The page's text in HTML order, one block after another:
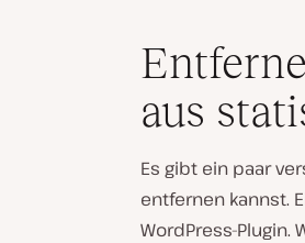
aus
Es gibt ein paar
entfernen kannst.
WordPress-Plugin.